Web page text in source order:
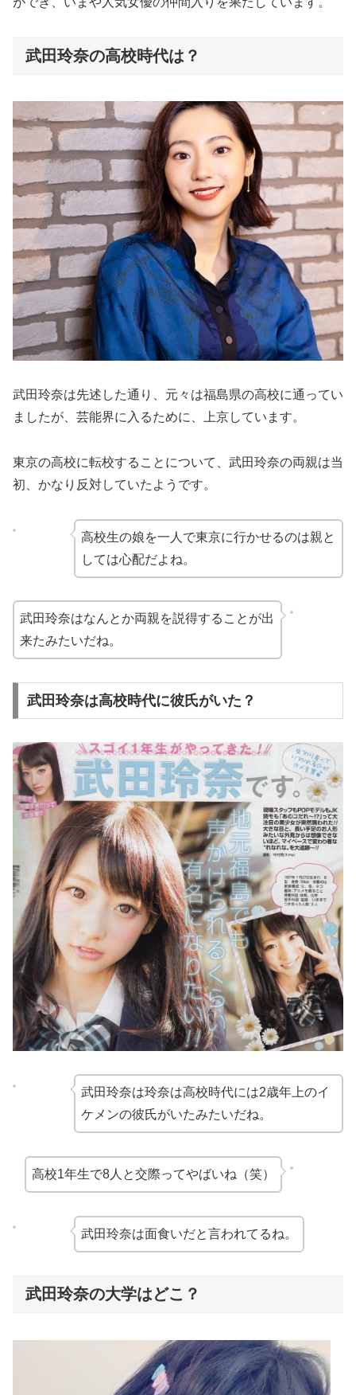
武田玲奈の高校時代は？
武田玲奈は先述した通り、元々は福島県の高校に通ってい
ましたが、芸能界に入るために、上京しています。
東京の高校に転校することについて、武田玲奈の両親は当
初、かなり反対していたようです。
高校生の娘を一人で東京に行かせるのは親と
しては心配だよね。
武田玲奈はなんとか両親を説得することが出
来たみたいだね。
武田玲奈は高校時代に彼氏がいた？
武田玲奈は玲奈は高校時代には2歳年上のイ
ケメンの彼氏がいたみたいだね。
高校1年生で8人と交際ってやばいね（笑）
武田玲奈は面食いだと言われてるね。
武田玲奈の大学はどこ？